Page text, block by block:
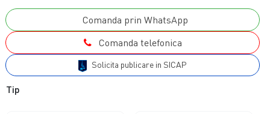
Comanda prin WhatsApp
Comanda telefonica
Solicita publicare in SICAP
Tip